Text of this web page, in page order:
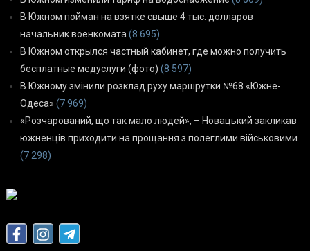
В Южном пойман на взятке свыше 4 тыс. долларов
начальник военкомата (8 695)
В Южном открылся частный кабинет, где можно получить
бесплатные медуслуги (фото) (8 597)
В Южному змінили розклад руху маршрутки №68 «Южне-
Одеса» (7 969)
«Розчарований, що так мало людей», – Новацький закликав
южненців приходити на прощання з полеглими військовими
(7 298)